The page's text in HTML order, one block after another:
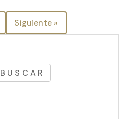
Siguiente »
BUSCAR